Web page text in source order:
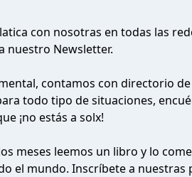
con nosotras en todas las
nuestro Newsletter.
contamos con directorio
todo tipo de situaciones,
¡no estás a solx!
meses leemos un libro y lo
el mundo. Inscríbete a nuestras